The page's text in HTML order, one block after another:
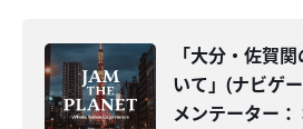
「大分・佐賀
いて」(ナビゲ
メンテーター